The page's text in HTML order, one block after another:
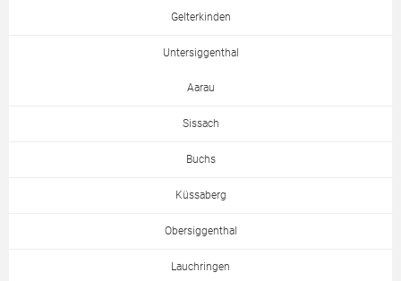
Gelterkinden
Untersiggenthal
Aarau
Sissach
Buchs
Küssaberg
Obersiggenthal
Lauchringen